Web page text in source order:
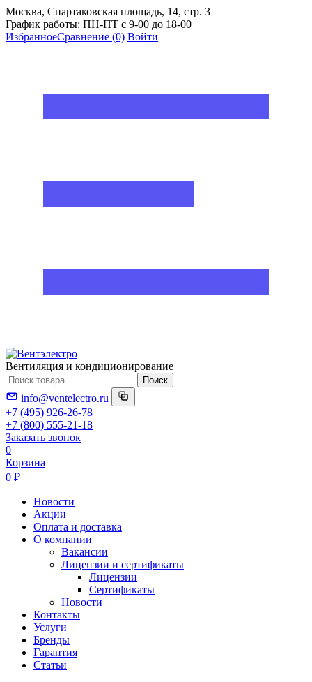
Москва, Спартаковская площадь, 14, стр. 3
График работы: ПН-ПТ с 9-00 до 18-00
ИзбранноеСравнение (0) Войти
Вентиляция и кондиционирование
Поиск
info@ventelectro.ru
+7 (495) 926-26-78
+7 (800) 555-21-18
Заказать звонок
0
Корзина
0 ₽
Новости
Акции
Оплата и доставка
О компании
Вакансии
Лицензии и сертификаты
Лицензии
Сертификаты
Новости
Контакты
Услуги
Бренды
Гарантия
Статьи